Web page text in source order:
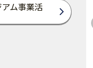
ム事業活